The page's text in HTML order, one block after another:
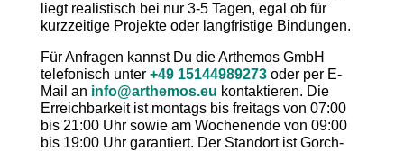
liegt realistisch bei nur 3-5 Tagen, egal ob für
kurzzeitige Projekte oder langfristige Bindungen.
Für Anfragen kannst Du die Arthemos GmbH
telefonisch unter +49 15144989273oder per E-
Mail an info@arthemos.eu kontaktieren. Die
Erreichbarkeit ist montags bis freitags von 07:00
bis 21:00 Uhr sowie am Wochenende von 09:00
bis 19:00 Uhr garantiert. Der Standort ist Gorch-